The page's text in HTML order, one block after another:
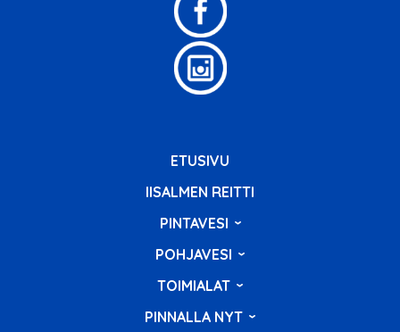
ETUSIVU
IISALMEN REITTI
PINTAVESI
POHJAVESI
TOIMIALAT
PINNALLA NYT